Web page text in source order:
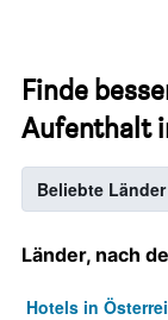
Finde
Aufenthalt
Beliebte Länder
Länder, nach
Hotels in